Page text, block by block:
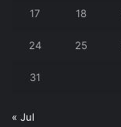
17 18
24 25
31
« Jul